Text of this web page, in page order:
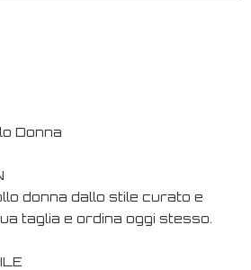
Donna
donna dallo stile curato e
taglia e ordina oggi stesso.